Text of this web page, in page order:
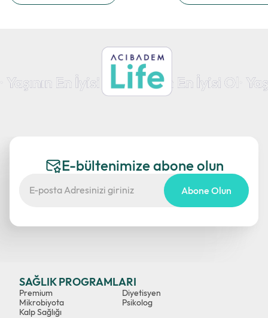
E-bültenimize abone olun
Abone Olun
SAĞLIK PROGRAMLARI
Premium
Mikrobiyota
Kalp Sağlığı
Diyetisyen
Psikolog